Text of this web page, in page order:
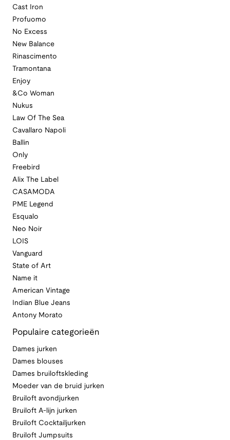
Cast Iron
Profuomo
No Excess
New Balance
Rinascimento
Tramontana
Enjoy
&Co Woman
Nukus
Law Of The Sea
Cavallaro Napoli
Ballin
Only
Freebird
Alix The Label
CASAMODA
PME Legend
Esqualo
Neo Noir
LOIS
Vanguard
State of Art
Name it
American Vintage
Indian Blue Jeans
Antony Morato
Populaire categorieën
Dames jurken
Dames blouses
Dames bruiloftskleding
Moeder van de bruid jurken
Bruiloft avondjurken
Bruiloft A-lijn jurken
Bruiloft Cocktailjurken
Bruiloft Jumpsuits